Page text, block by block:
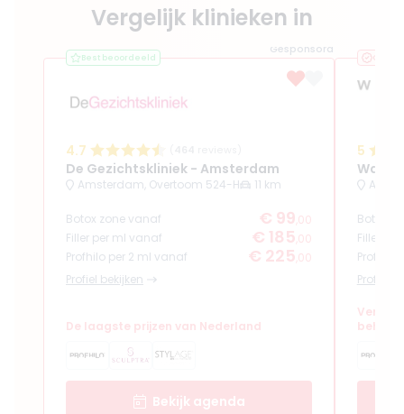
Vergelijk klinieken in
Gesponsord
Best beoordeeld
4.7
De Gezichtskliniek - Amsterdam
Amsterdam, Overtoom 524-H 11 km
Botox zone vanaf € 99 ,00
Filler per ml vanaf
€ 185 ,00
Profhilo per 2 ml vanaf
€ 225 ,00
Profiel bekijken
De laagste prijzen van Nederland
Bekijk agenda
5
Botox
Filler
Profhilo
Profiel